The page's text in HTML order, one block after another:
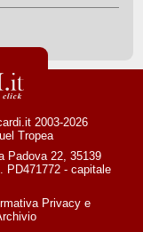
2003-2026
Tropea
Padova 22, 35139
PD471772 - capitale
Privacye